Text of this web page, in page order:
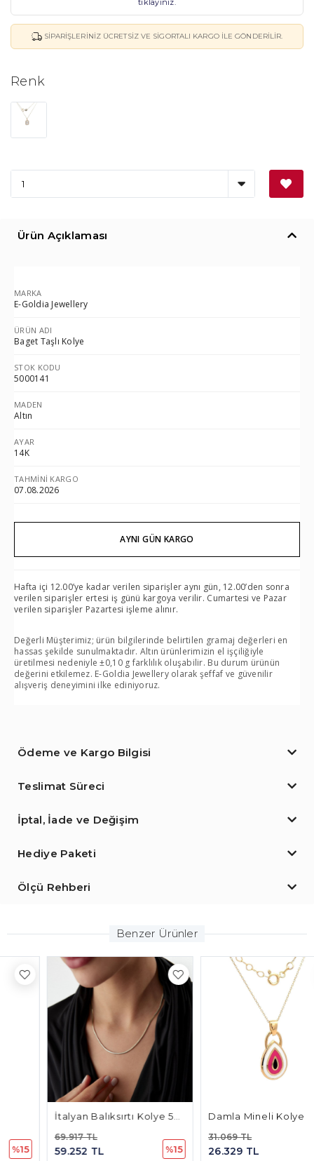
tıklayınız.
SIPARIŞLERINIZ ÜCRETSIZ VE SIGORTALI KARGO ILE GÖNDERILIR.
Renk
Ürün Açıklaması
MARKA
E-Goldia Jewellery
ÜRÜN ADI
Baget Taşlı Kolye
STOK KODU
5000141
MADEN
Altın
AYAR
14K
TAHMINI KARGO
07.08.2026
AYNI GÜN KARGO
Hafta içi 12.00’ye kadar verilen siparişler aynı gün, 12.00’den sonra
verilen siparişler ertesi iş günü kargoya verilir. Cumartesi ve Pazar
verilen siparişler Pazartesi işleme alınır.
Değerli Müşterimiz; ürün bilgilerinde belirtilen gramaj değerleri en
hassas şekilde sunulmaktadır. Altın ürünlerimizin el işçiliğiyle
üretilmesi nedeniyle ±0,10 g farklılık oluşabilir. Bu durum ürünün
değerini etkilemez. E-Goldia Jewellery olarak şeffaf ve güvenilir
alışveriş deneyimini ilke ediniyoruz.
Ödeme ve Kargo Bilgisi
Teslimat Süreci
İptal, İade ve Değişim
Hediye Paketi
Ölçü Rehberi
Benzer Ürünler
İtalyan Balıksırtı Kolye 54 Cm
59.252 TL
69.917 TL
Damla Mineli Kolye
26.329 TL
31.069 TL